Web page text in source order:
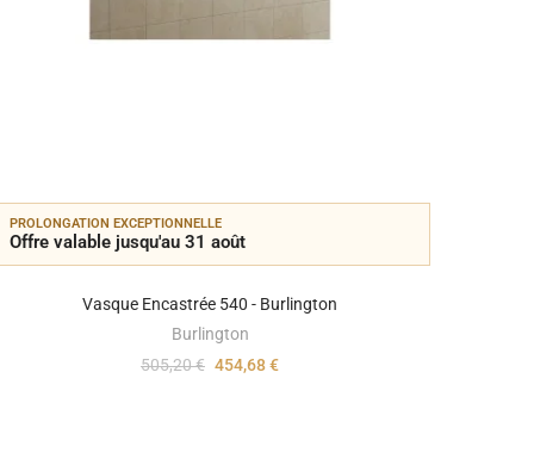
PROLONGATION EXCEPTIONNELLE
Offre valable jusqu'au 31 août
Vasque Encastrée 540 - Burlington
Burlington
505,20 € 454,68 €